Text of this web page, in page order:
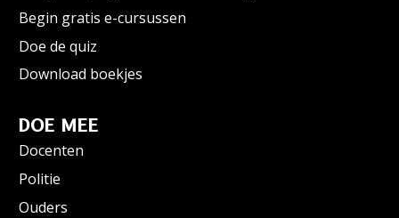
Begin gratis e-cursussen
Doe de quiz
Download boekjes
DOE MEE
Docenten
Politie
Ouders